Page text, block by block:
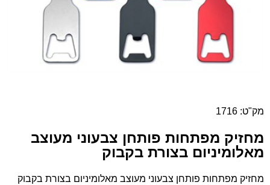
מק"ט: 1716
מחזיק מפתחות פותחן צבעוני מעוצב
מאלומיניום בצורת בקבוק
מחזיק מפתחות פותחן צבעוני מעוצב מאלומיניום בצורת בקבוק